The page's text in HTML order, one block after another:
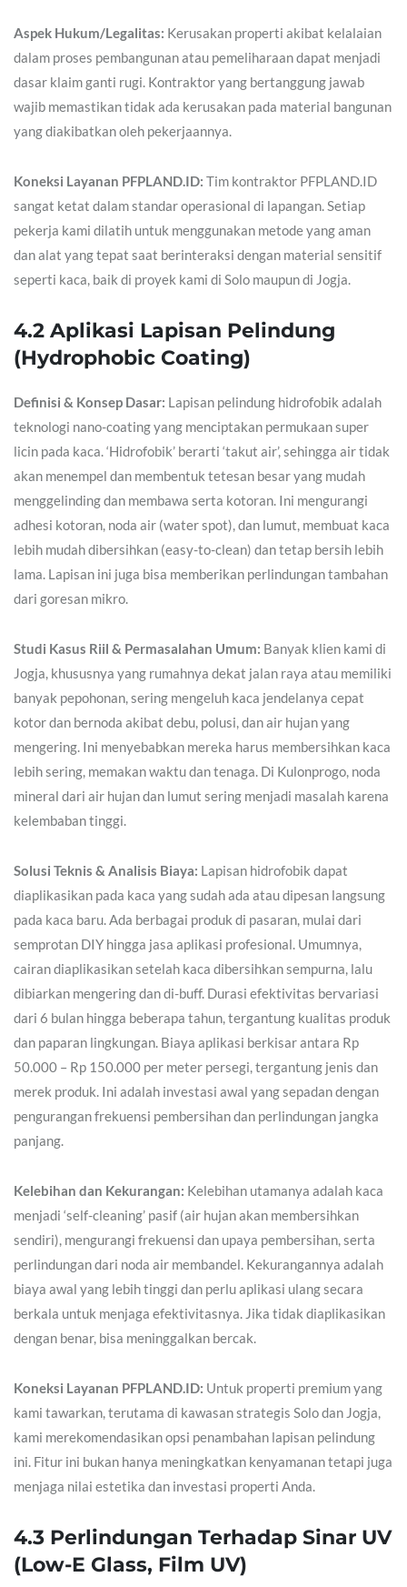
Aspek Hukum/Legalitas: Kerusakan properti akibat kelalaian
dalam proses pembangunan atau pemeliharaan dapat menjadi
dasar klaim ganti rugi. Kontraktor yang bertanggung jawab
wajib memastikan tidak ada kerusakan pada material bangunan
yang diakibatkan oleh pekerjaannya.
Koneksi Layanan PFPLAND.ID: Tim kontraktor PFPLAND.ID
sangat ketat dalam standar operasional di lapangan. Setiap
pekerja kami dilatih untuk menggunakan metode yang aman
dan alat yang tepat saat berinteraksi dengan material sensitif
seperti kaca, baik di proyek kami di Solo maupun di Jogja.
4.2 Aplikasi Lapisan Pelindung
(Hydrophobic Coating)
Definisi & Konsep Dasar: Lapisan pelindung hidrofobik adalah
teknologi nano-coating yang menciptakan permukaan super
licin pada kaca. ‘Hidrofobik’ berarti ‘takut air’, sehingga air tidak
akan menempel dan membentuk tetesan besar yang mudah
menggelinding dan membawa serta kotoran. Ini mengurangi
adhesi kotoran, noda air (water spot), dan lumut, membuat kaca
lebih mudah dibersihkan (easy-to-clean) dan tetap bersih lebih
lama. Lapisan ini juga bisa memberikan perlindungan tambahan
dari goresan mikro.
Studi Kasus Riil & Permasalahan Umum: Banyak klien kami di
Jogja, khususnya yang rumahnya dekat jalan raya atau memiliki
banyak pepohonan, sering mengeluh kaca jendelanya cepat
kotor dan bernoda akibat debu, polusi, dan air hujan yang
mengering. Ini menyebabkan mereka harus membersihkan kaca
lebih sering, memakan waktu dan tenaga. Di Kulonprogo, noda
mineral dari air hujan dan lumut sering menjadi masalah karena
kelembaban tinggi.
Solusi Teknis & Analisis Biaya: Lapisan hidrofobik dapat
diaplikasikan pada kaca yang sudah ada atau dipesan langsung
pada kaca baru. Ada berbagai produk di pasaran, mulai dari
semprotan DIY hingga jasa aplikasi profesional. Umumnya,
cairan diaplikasikan setelah kaca dibersihkan sempurna, lalu
dibiarkan mengering dan di-buff. Durasi efektivitas bervariasi
dari 6 bulan hingga beberapa tahun, tergantung kualitas produk
dan paparan lingkungan. Biaya aplikasi berkisar antara Rp
50.000 – Rp 150.000 per meter persegi, tergantung jenis dan
merek produk. Ini adalah investasi awal yang sepadan dengan
pengurangan frekuensi pembersihan dan perlindungan jangka
panjang.
Kelebihan dan Kekurangan: Kelebihan utamanya adalah kaca
menjadi ‘self-cleaning’ pasif (air hujan akan membersihkan
sendiri), mengurangi frekuensi dan upaya pembersihan, serta
perlindungan dari noda air membandel. Kekurangannya adalah
biaya awal yang lebih tinggi dan perlu aplikasi ulang secara
berkala untuk menjaga efektivitasnya. Jika tidak diaplikasikan
dengan benar, bisa meninggalkan bercak.
Koneksi Layanan PFPLAND.ID: Untuk properti premium yang
kami tawarkan, terutama di kawasan strategis Solo dan Jogja,
kami merekomendasikan opsi penambahan lapisan pelindung
ini. Fitur ini bukan hanya meningkatkan kenyamanan tetapi juga
menjaga nilai estetika dan investasi properti Anda.
4.3 Perlindungan Terhadap Sinar UV
(Low-E Glass, Film UV)